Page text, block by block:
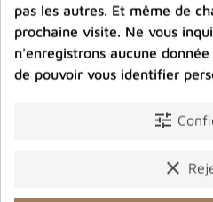
Quelle différence
bhoutanais ?
L’encens tibétain
pas les autres. Et même de
prochaine visite. Ne vous
n'enregistrons aucune
de pouvoir vous identifier
tune
clear